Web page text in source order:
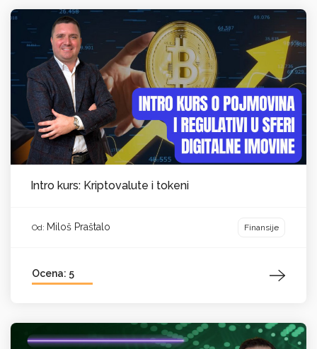
Intro kurs: Kriptovalute i tokeni
Od: Miloš Praštalo Finansije
Ocena: 5